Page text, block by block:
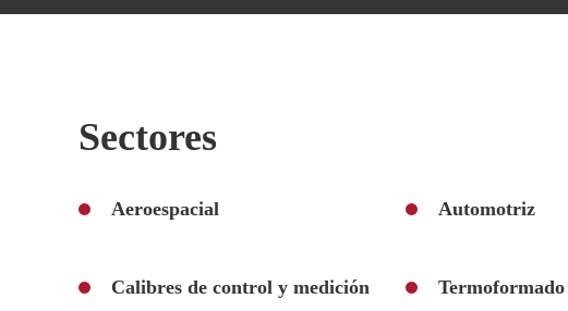
Sectores
Aeroespacial Automotriz
Calibres de control y medición Termoformado